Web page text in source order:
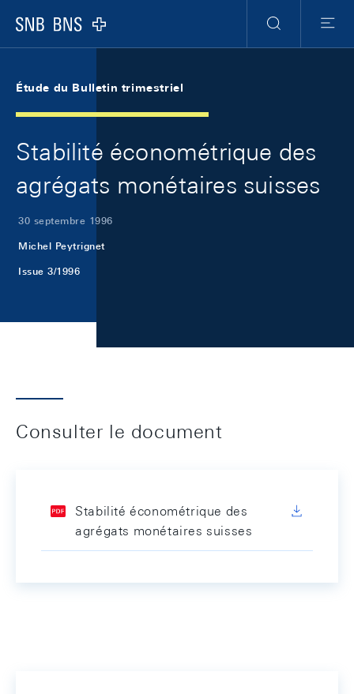
Logo
RechercheMenu
Étude du Bulletin trimestriel
Stabilité économétrique des
agrégats monétaires suisses
30 septembre 1996
Michel Peytrignet
Issue 3/1996
Consulter le document
Stabilité économétrique des
agrégats monétaires suisses